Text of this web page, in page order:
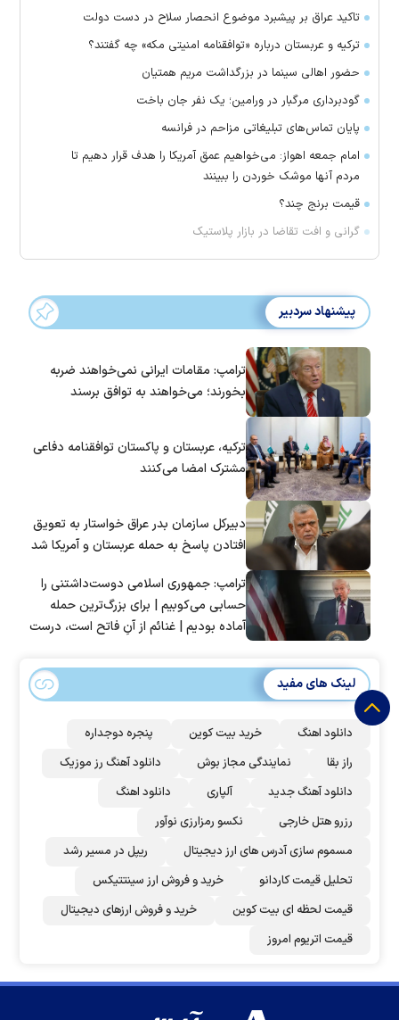
تاکید عراق بر پیشبرد موضوع انحصار سلاح در دست دولت
ترکیه و عربستان درباره «توافقنامه امنیتی مکه» چه گفتند؟
حضور اهالی سینما در بزرگداشت مریم همتیان
گودبرداری مرگبار در ورامین؛ یک نفر جان باخت
پایان تماس‌های تبلیغاتی مزاحم در فرانسه
امام جمعه اهواز: می‌خواهیم عمق آمریکا را هدف قرار دهیم تا
مردم آنها موشک خوردن را ببینند
قیمت برنج چند؟
گرانی و افت تقاضا در بازار پلاستیک
پیشنهاد سردبیر
ترامپ: مقامات ایرانی نمی‌خواهند ضربه
بخورند؛ می‌خواهند به توافق برسند
ترکیه، عربستان و پاکستان توافقنامه دفاعی
مشترک امضا می‌کنند
دبیرکل سازمان بدر عراق خواستار به تعویق
افتادن پاسخ به حمله عربستان و آمریکا شد
ترامپ: جمهوری اسلامی دوست‌داشتنی را
حسابی می‌کوبیم | برای بزرگ‌ترین حمله
آماده بودیم | غنائم از آنِ فاتح است، درست
لینک های مفید
دانلود اهنگ خرید بیت کوین
پنجره دوجداره
راز بقا
نمایندگی مجاز بوش
دانلود آهنگ رز‌ موزیک
دانلود آهنگ جدید
آلپاری
دانلود اهنگ
رزرو هتل خارجی
نکسو رمزارزی نوآور
مسموم سازی آدرس های ارز دیجیتال
ریپل در مسیر رشد
تحلیل قیمت کاردانو
خرید و فروش ارز سینتتیکس
قیمت لحظه ای بیت کوین
خرید و فروش ارزهای دیجیتال
قیمت اتریوم امروز